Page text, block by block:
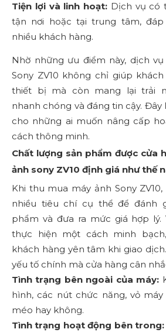
Tiện lợi và linh hoạt: Dịch vụ có
tận nơi hoặc tại trung tâm,
nhiều khách hàng.
Nhờ những ưu điểm này, dịch
Sony ZV10 không chỉ giúp
thiết bị mà còn mang lại trải
nhanh chóng và đáng tin cậy. Đây
cho những ai muốn nâng cấp
cách thông minh.
Chất lượng sản phẩm được cửa
ảnh sony ZV10 định giá như thế
Khi thu mua máy ảnh Sony
nhiều tiêu chí cụ thể để đánh
phẩm và đưa ra mức giá hợp lý.
thực hiện một cách minh
khách hàng yên tâm khi giao
yếu tố chính mà cửa hàng cân
Tình trạng bên ngoài của máy:
hình, các nút chức năng, vỏ
méo hay không.
Tình trạng hoạt động bên trong: